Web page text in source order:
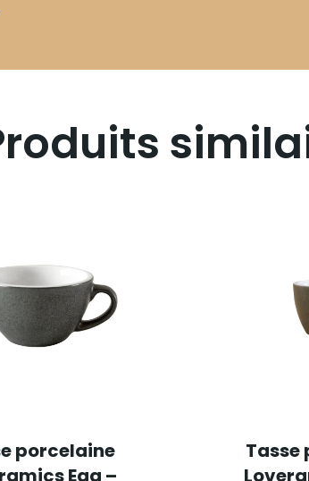
porcelaine
Egg –
Tasse